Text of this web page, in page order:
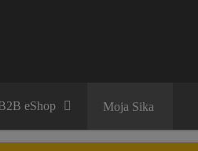
eShop Moja Sika